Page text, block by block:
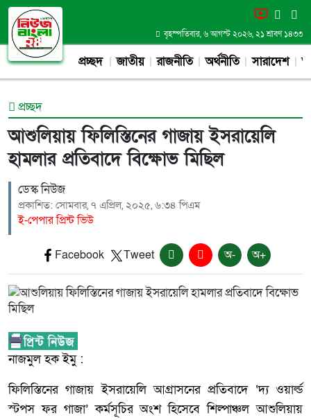
বৃহস্পতিবার, ৬ আগস্ট ২০২৬, ২১ শ্রাবণ ১৪৩৩
প্রচ্ছদ জাতীয় রাজনীতি অর্থনীতি সারাদেশ
প্রচ্ছদ
আশুলিয়ায় ফিলিস্তিনের গাজায় ইসরায়েলি
হামলার প্রতিবাদে বিক্ষোভ মিছিল
ডেস্ক নিউজ
প্রকাশিত: সোমবার, ৭ এপ্রিল, ২০২৫, ৬:৩৪ পিএম
ই-পেপার প্রিন্ট ভিউ
Facebook Tweet অ- অ+
নাজমুল হক ইমু :
ফিলিস্তিনের গাজায় ইসরায়েলি আগ্রাসনের প্রতিবাদে ‘দ্য ওয়ার্ল্ড
স্টপস ফর গাজা’ কর্মসূচির অংশ হিসেবে শিল্পাঞ্চল আশুলিয়ায়